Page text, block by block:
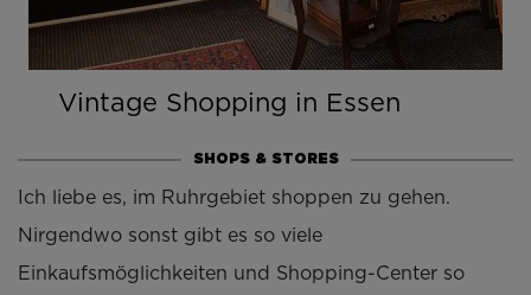
Vintage Shopping in Essen
SHOPS & STORES
Ich liebe es, im Ruhrgebiet shoppen zu gehen.
Nirgendwo sonst gibt es so viele
Einkaufsmöglichkeiten und Shopping-Center so